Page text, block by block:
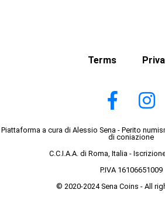
Terms
Piattaforma a cura di Alessio Sena - Perito
di coniazione
C.C.I.A.A. di Roma, Italia -
P.IVA 16106651009
© 2020-2024 Sena Coins - All